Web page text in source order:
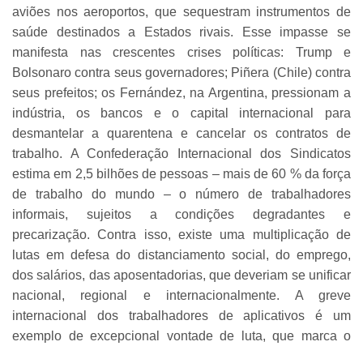
aviões nos aeroportos, que sequestram instrumentos de
saúde destinados a Estados rivais. Esse impasse se
manifesta nas crescentes crises políticas: Trump e
Bolsonaro contra seus governadores; Piñera (Chile) contra
seus prefeitos; os Fernández, na Argentina, pressionam a
indústria, os bancos e o capital internacional para
desmantelar a quarentena e cancelar os contratos de
trabalho. A Confederação Internacional dos Sindicatos
estima em 2,5 bilhões de pessoas – mais de 60 % da força
de trabalho do mundo – o número de trabalhadores
informais, sujeitos a condições degradantes e
precarização. Contra isso, existe uma multiplicação de
lutas em defesa do distanciamento social, do emprego,
dos salários, das aposentadorias, que deveriam se unificar
nacional, regional e internacionalmente. A greve
internacional dos trabalhadores de aplicativos é um
exemplo de excepcional vontade de luta, que marca o